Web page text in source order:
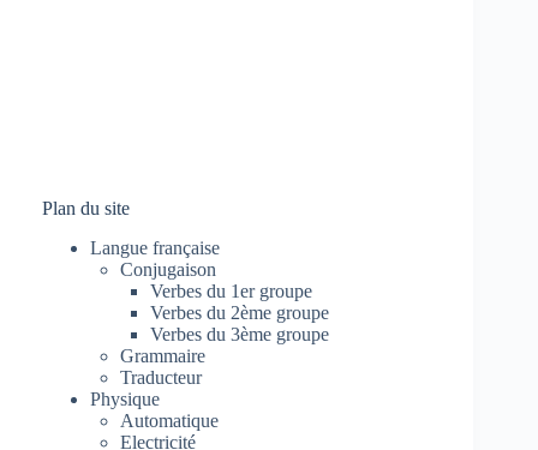
Plan du site
Langue française
Conjugaison
Verbes du 1er groupe
Verbes du 2ème groupe
Verbes du 3ème groupe
Grammaire
Traducteur
Physique
Automatique
Electricité